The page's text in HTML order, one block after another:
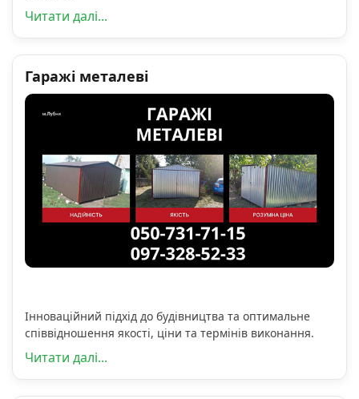
Читати далі...
Гаражі металеві
Інноваційний підхід до будівництва та оптимальне
співвідношення якості, ціни та термінів виконання.
Читати далі...